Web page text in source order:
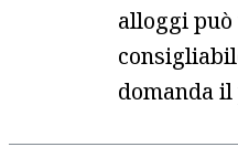
alloggi
domanda